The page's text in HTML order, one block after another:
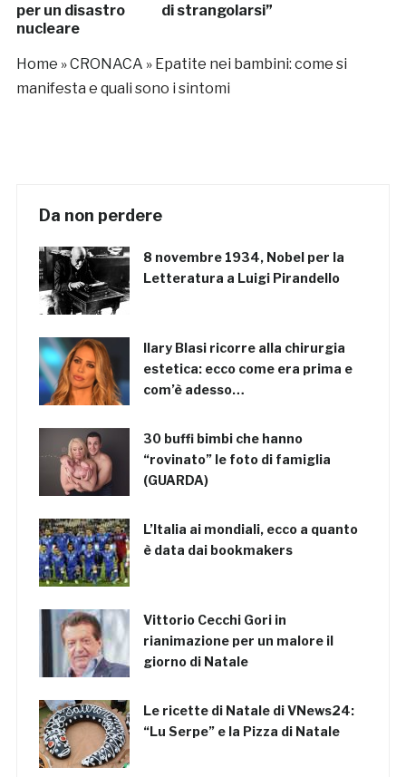
per un disastro
nucleare
di strangolarsi”
Home »CRONACA » Epatite nei bambini: come si
manifesta e quali sono i sintomi
Da non perdere
8 novembre 1934, Nobel per la
Letteratura a Luigi Pirandello
Ilary Blasi ricorre alla chirurgia
estetica: ecco come era prima e
com’è adesso…
30 buffi bimbi che hanno
“rovinato” le foto di famiglia
(GUARDA)
L’Italia ai mondiali, ecco a quanto
è data dai bookmakers
Vittorio Cecchi Gori in
rianimazione per un malore il
giorno di Natale
Le ricette di Natale di VNews24:
“Lu Serpe” e la Pizza di Natale